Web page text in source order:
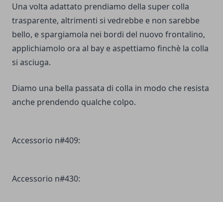
Una volta adattato prendiamo della super colla
trasparente, altrimenti si vedrebbe e non sarebbe
bello, e spargiamola nei bordi del nuovo frontalino,
applichiamolo ora al bay e aspettiamo finchè la colla
si asciuga.
Diamo una bella passata di colla in modo che resista
anche prendendo qualche colpo.
Accessorio n#409:
Accessorio n#430: